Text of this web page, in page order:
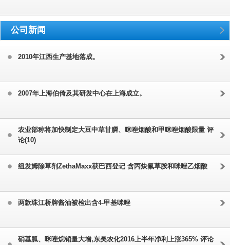
公司新闻
2010年江西生产基地落成。
2007年上海伯倚及其研发中心在上海成立。
农业部称将加快制定大豆中草甘膦、咪唑烟酸和甲咪唑烟酸限量 评
论(10)
纽发姆除草剂ZethaMaxx获巴西登记 含丙炔氟草胺和咪唑乙烟酸
两款珠江桥牌酱油被检出含4-甲基咪唑
硝基胍、咪唑烷销量大增,东吴农化2016上半年净利上涨365% 评论